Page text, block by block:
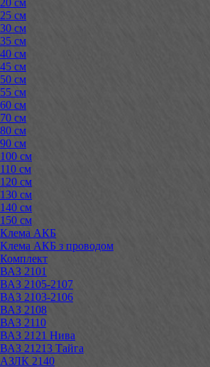
25 см
30 см
35 см
40 см
45 см
50 см
55 см
60 см
70 см
80 см
90 см
100 см
110 см
120 см
130 см
140 см
150 см
Клема АКБ
Клема АКБ з проводом
Комплект
ВАЗ 2101
ВАЗ 2105-2107
ВАЗ 2103-2106
ВАЗ 2108
ВАЗ 2110
ВАЗ 2121 Нива
ВАЗ 21213 Тайга
АЗЛК 2140